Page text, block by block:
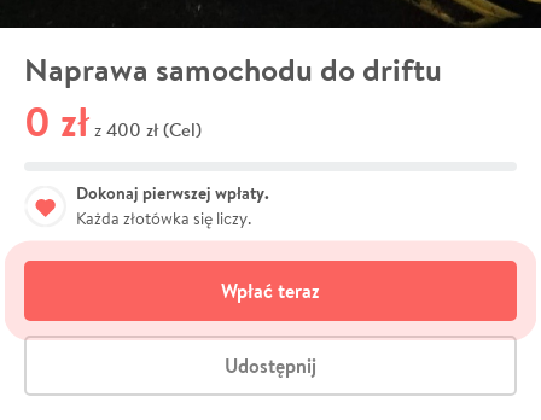
Naprawa samochodu do driftu
0 zł z 400 zł (Cel)
Dokonaj pierwszej wpłaty.
Każda złotówka się liczy.
Wpłać teraz
Udostępnij